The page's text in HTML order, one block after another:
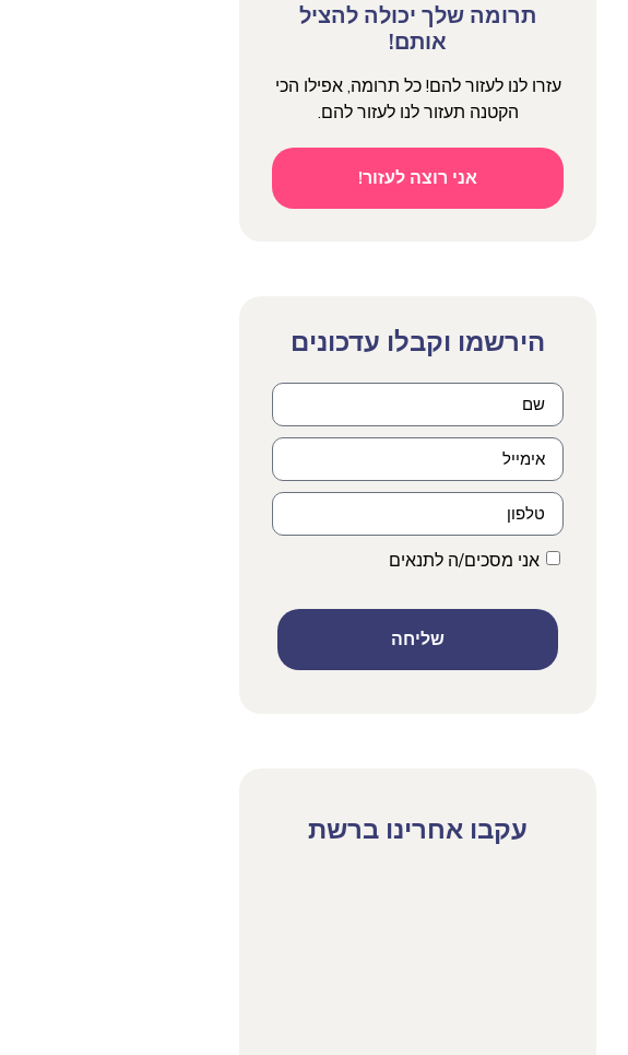
תרומה שלך יכולה להציל
אותם!
עזרו לנו לעזור להם! כל תרומה, אפילו הכי
הקטנה תעזור לנו לעזור להם.
אני רוצה לעזור!
הירשמו וקבלו עדכונים
אני מסכים/ה לתנאים
שליחה
עקבו אחרינו ברשת